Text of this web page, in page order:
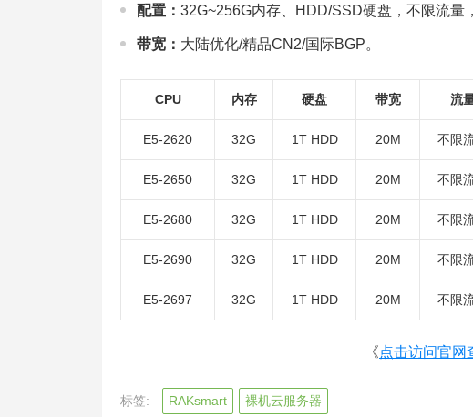
配置： 32G~256G内存、HDD/SSD硬盘，不限流量
带宽： 大陆优化/精品CN2/国际BGP。
CPU 内存 硬盘 带宽 流
E5-2620 32G 1T HDD 20M 不限
E5-2650 32G 1T HDD 20M 不限
E5-2680 32G 1T HDD 20M 不限
E5-2690 32G 1T HDD 20M 不限
E5-2697 32G 1T HDD 20M 不限
《点击访问官网
标签: RAKsmart 裸机云服务器